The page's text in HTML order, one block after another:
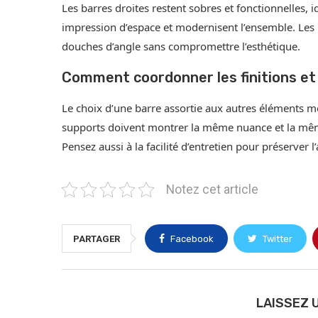
Les barres droites restent sobres et fonctionnelles,
impression d’espace et modernisent l’ensemble.
douches d’angle sans compromettre l’esthétique.
Comment coordonner les finitions
Le choix d’une barre assortie aux autres éléments
supports doivent montrer la même nuance et la
Pensez aussi à la facilité d’entretien pour préserver
Notez cet article
PARTAGER Facebook Twitter
LAISSEZ